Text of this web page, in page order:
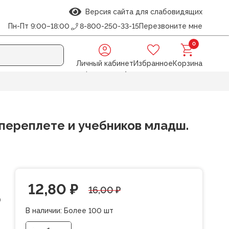
Версия сайта для слабовидящих
Пн-Пт 9:00–18:00 8-800-250-33-15Перезвоните мне
Личный кабинетИзбранное
0
Корзина
дневников в тв.переплете и учебников младш.
и учебников младш.
16,00₽
Первоначальная
цена
12,80 ₽
Текущая
цена:
В наличии: Более 100 шт